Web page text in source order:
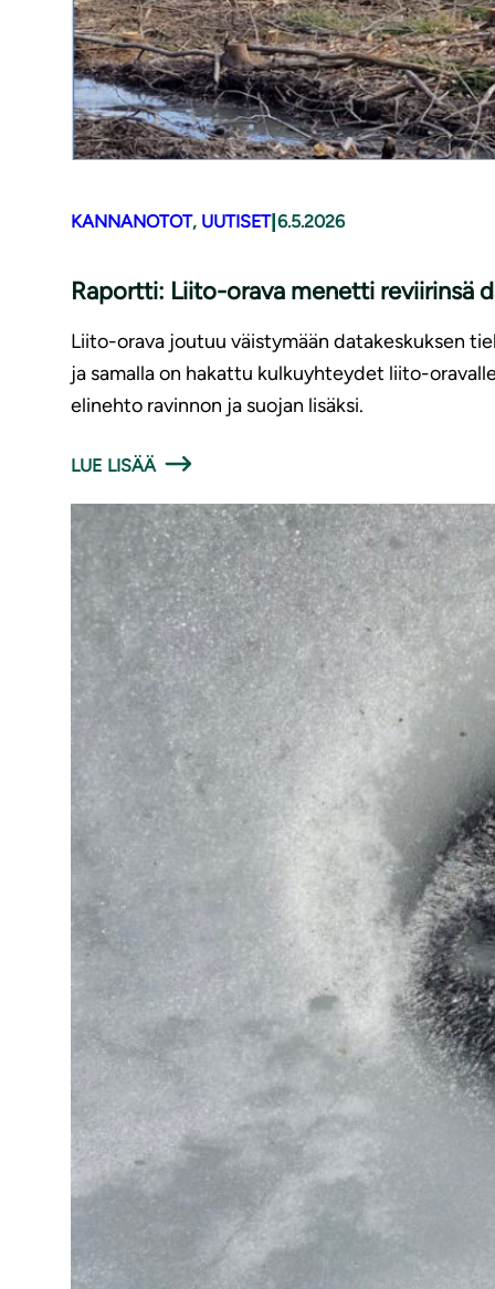
KANNANOTOT, UUTISET|6.5.2026
Raportti: Liito-orava menetti reviirinsä
Liito-orava joutuu väistymään datakeskuksen
ja samalla on hakattu kulkuyhteydet liito-
elinehto ravinnon ja suojan lisäksi.
LUE LISÄÄ